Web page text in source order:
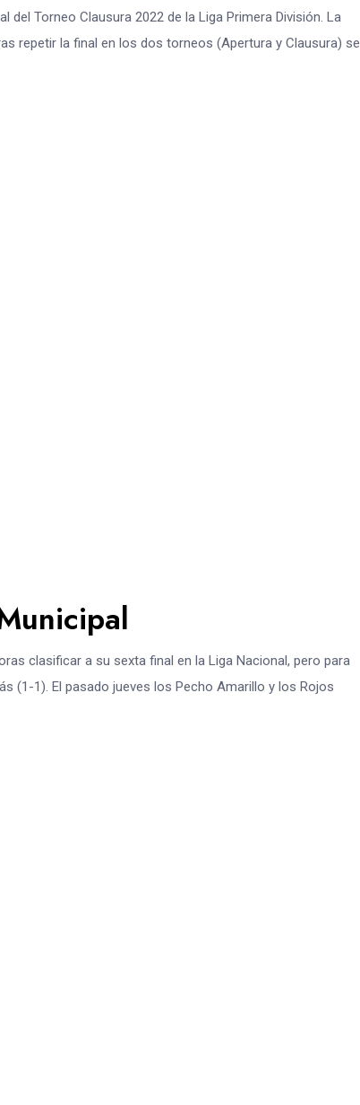
Torneo Clausura 2022 de la Liga Primera División. La
repetir la final en los dos torneos (Apertura y Clausura) se
clasificar a su sexta final en la Liga Nacional, pero para
(1-1). El pasado jueves los Pecho Amarillo y los Rojos